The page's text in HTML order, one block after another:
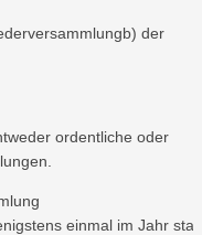
der
ordentliche oder
einmal im Jahr